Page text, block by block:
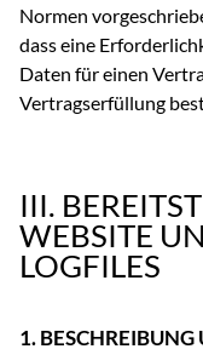
Normen
dass eine
Daten für einen
Vertragserfüllung
III.
WEBSITE
LOGFILES
1.